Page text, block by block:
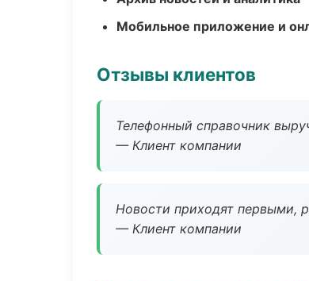
Мобильное приложение и
Отзывы клиентов
Телефонный справочник
— Клиент компании
Новости приходят первыми,
— Клиент компании